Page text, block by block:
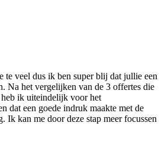
te veel dus ik ben super blij dat jullie een
Na het vergelijken van de 3 offertes die
ik uiteindelijk voor het
dat een goede indruk maakte met de
Ik kan me door deze stap meer focussen